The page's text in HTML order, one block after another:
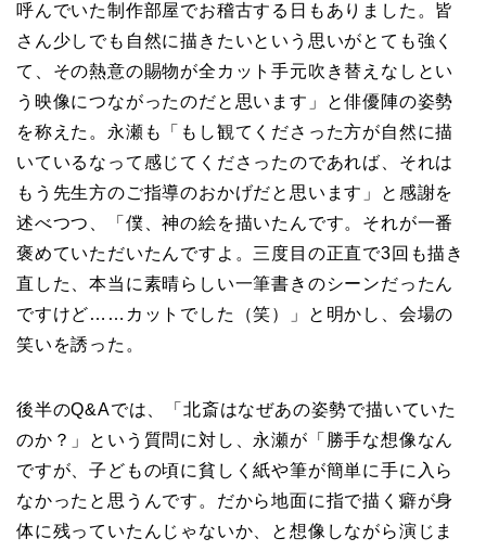
呼んでいた制作部屋でお稽古する日もありました。皆
さん少しでも自然に描きたいという思いがとても強く
て、その熱意の賜物が全カット手元吹き替えなしとい
う映像につながったのだと思います」と俳優陣の姿勢
を称えた。永瀬も「もし観てくださった方が自然に描
いているなって感じてくださったのであれば、それは
もう先生方のご指導のおかげだと思います」と感謝を
述べつつ、「僕、神の絵を描いたんです。それが一番
褒めていただいたんですよ。三度目の正直で3回も描き
直した、本当に素晴らしい一筆書きのシーンだったん
ですけど……カットでした（笑）」と明かし、会場の
笑いを誘った。
後半のQ&Aでは、「北斎はなぜあの姿勢で描いていた
のか？」という質問に対し、永瀬が「勝手な想像なん
ですが、子どもの頃に貧しく紙や筆が簡単に手に入ら
なかったと思うんです。だから地面に指で描く癖が身
体に残っていたんじゃないか、と想像しながら演じま